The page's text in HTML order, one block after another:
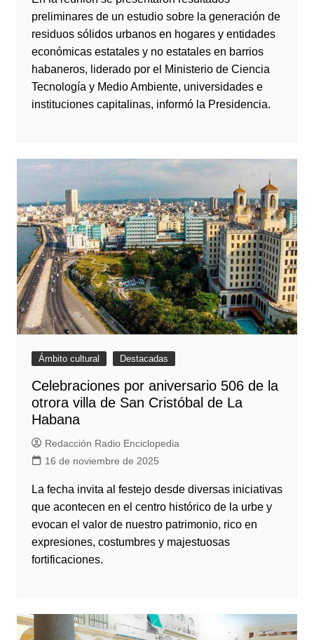
preliminares de un estudio sobre la generación de
residuos sólidos urbanos en hogares y entidades
económicas estatales y no estatales en barrios
habaneros, liderado por el Ministerio de Ciencia
Tecnología y Medio Ambiente, universidades e
instituciones capitalinas, informó la Presidencia.
Ámbito cultural Destacadas
Celebraciones por aniversario 506 de la
otrora villa de San Cristóbal de La
Habana
Redacción Radio Enciclopedia
16 de noviembre de 2025
La fecha invita al festejo desde diversas iniciativas
que acontecen en el centro histórico de la urbe y
evocan el valor de nuestro patrimonio, rico en
expresiones, costumbres y majestuosas
fortificaciones.